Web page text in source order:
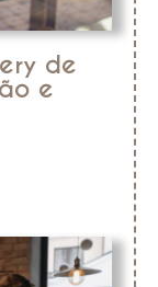
de
e